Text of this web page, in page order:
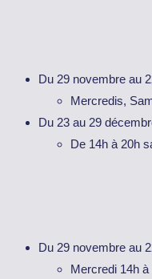
Du 29 novembre au
Mercredis,
Du 23 au 29
De 14h à 20h
Du 29 novembre au
Mercredi 14h à